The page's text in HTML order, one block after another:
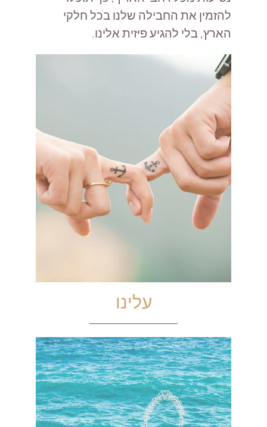
להזמין את החבילה שלנו בכל חלקי
הארץ, בלי להגיע פיזית אלינו.
עלינו